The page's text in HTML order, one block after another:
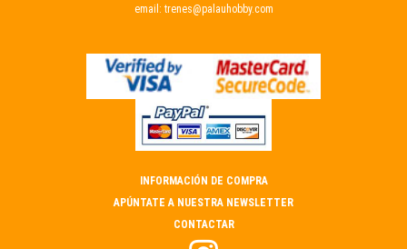
email: trenes@palauhobby.com
INFORMACIÓN DE COMPRA
APÚNTATE A NUESTRA NEWSLETTER
CONTACTAR